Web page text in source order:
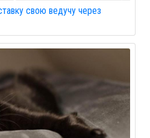
свою ведучу через